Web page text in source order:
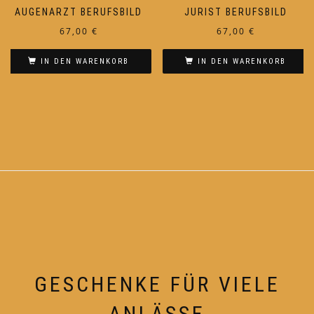
AUGENARZT BERUFSBILD
67,00 €
IN DEN WARENKORB
JURIST BERUFSBILD
67,00 €
IN DEN WARENKORB
GESCHENKE FÜR VIELE